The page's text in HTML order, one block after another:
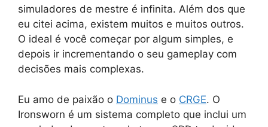
simuladores de mestre é infinita. Além dos que
eu citei acima, existem muitos e muitos outros.
O ideal é você começar por algum simples, e
depois ir incrementando o seu gameplay com
decisões mais complexas.
Eu amo de paixão o Dominus e o CRGE. O
Ironsworn é um sistema completo que inclui um